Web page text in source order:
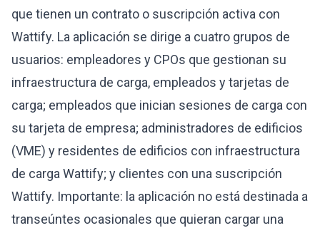
que tienen un contrato o suscripción activa con
Wattify. La aplicación se dirige a cuatro grupos de
usuarios: empleadores y CPOs que gestionan su
infraestructura de carga, empleados y tarjetas de
carga; empleados que inician sesiones de carga con
su tarjeta de empresa; administradores de edificios
(VME) y residentes de edificios con infraestructura
de carga Wattify; y clientes con una suscripción
Wattify. Importante: la aplicación no está destinada a
transeúntes ocasionales que quieran cargar una